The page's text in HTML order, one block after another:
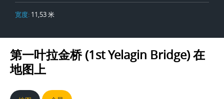
宽度: 11,53 米
第一叶拉金桥 (1st Yelagin Bridge)在
地图上